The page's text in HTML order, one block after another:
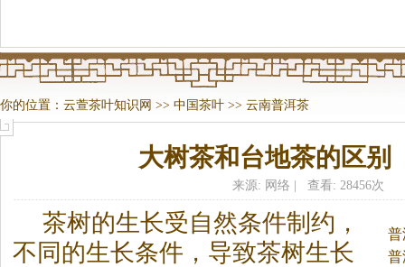
你的位置： 云萱茶叶知识网 >> 中国茶叶 >> 云南普洱茶
大树茶和台地茶的区别
来源: 网络 | 查看: 28456次
蜜
茶树的生长受自然条件制约，
不同的生长条件，导致茶树生长